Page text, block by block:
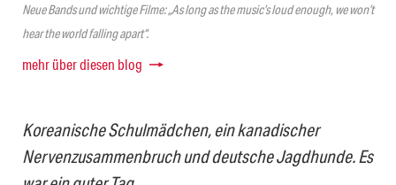
Neue Bands und wichtige Filme: „As long as the music’s loud enough, we won’t
hear the world falling apart“.
mehr über diesen blog
Koreanische Schulmädchen, ein kanadischer
Nervenzusammenbruch und deutsche Jagdhunde. Es